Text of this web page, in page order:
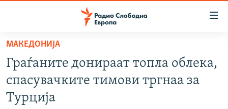
Оди
содржината
Оди
на
главната
СВЕТ
ВИЗУЕЛНО
МАКЕДОНИЈА
Граѓаните донираат топла облека,
спасувачките тимови тргнаа за
Турција